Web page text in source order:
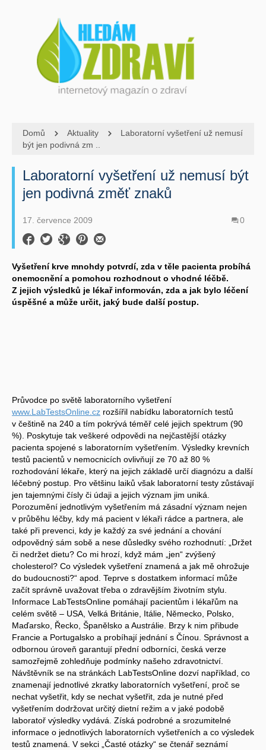
Domů Aktuality
Laboratorní vyšetření už nemusí
být jen podivná zm ..
Laboratorní vyšetření už nemusí být
jen podivná změť znaků
17. července 2009 0
Vyšetření krve mnohdy potvrdí, zda v těle pacienta probíhá
onemocnění a pomohou rozhodnout o vhodné léčbě.
Z jejich výsledků je lékař informován, zda a jak bylo léčení
úspěšné a může určit, jaký bude další postup.
Průvodce po světě laboratorního vyšetření
www.LabTestsOnline.cz rozšířil nabídku laboratorních testů
v češtině na 240 a tím pokrývá téměř celé jejich spektrum (90
%). Poskytuje tak veškeré odpovědi na nejčastější otázky
pacienta spojené s laboratorním vyšetřením. Výsledky krevních
testů pacientů v nemocnicích ovlivňují ze 70 až 80 %
rozhodování lékaře, který na jejich základě určí diagnózu a další
léčebný postup. Pro většinu laiků však laboratorní testy zůstávají
jen tajemnými čísly či údaji a jejich význam jim uniká.
Porozumění jednotlivým vyšetřením má zásadní význam nejen
v průběhu léčby, kdy má pacient v lékaři rádce a partnera, ale
také při prevenci, kdy je každý za své jednání a chování
odpovědný sám sobě a nese důsledky svého rozhodnutí: „Držet
či nedržet dietu? Co mi hrozí, když mám „jen“ zvýšený
cholesterol? Co výsledek vyšetření znamená a jak mě ohrožuje
do budoucnosti?“ apod. Teprve s dostatkem informací může
začít správně uvažovat třeba o zdravějším životním stylu.
Informace LabTestsOnline pomáhají pacientům i lékařům na
celém světě – USA, Velká Británie, Itálie, Německo, Polsko,
Maďarsko, Řecko, Španělsko a Austrálie. Brzy k nim přibude
Francie a Portugalsko a probíhají jednání s Čínou. Správnost a
odbornou úroveň garantují přední odborníci, česká verze
samozřejmě zohledňuje podmínky našeho zdravotnictví.
Návštěvník se na stránkách LabTestsOnline dozví například, co
znamenají jednotlivé zkratky laboratorních vyšetření, proč se
nechat vyšetřit, kdy se nechat vyšetřit, zda je nutné před
vyšetřením dodržovat určitý dietní režim a v jaké podobě
laboratoř výsledky vydává. Získá podrobné a srozumitelné
informace o jednotlivých laboratorních vyšetřeních a co výsledek
testů znamená. V sekci „Časté otázky“ se čtenář seznámí